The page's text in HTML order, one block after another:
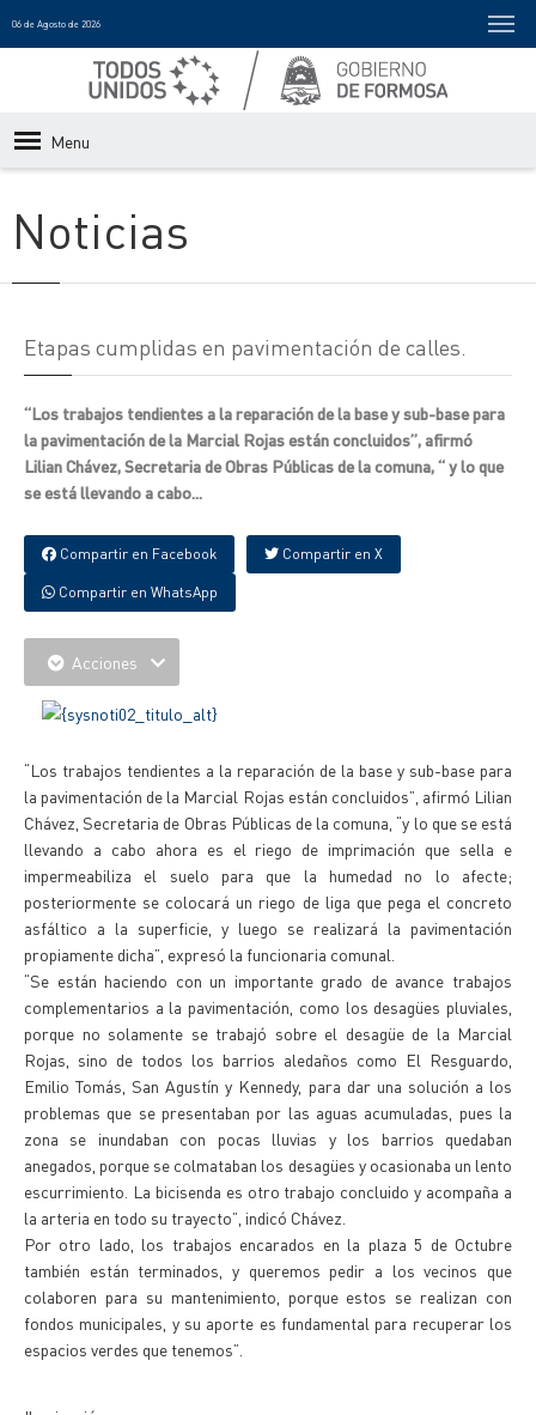
06 de Agosto de 2026
Menu
Noticias
Etapas cumplidas en pavimentación de calles.
“Los trabajos tendientes a la reparación de la base y sub-base para
la pavimentación de la Marcial Rojas están concluidos”, afirmó
Lilian Chávez, Secretaria de Obras Públicas de la comuna, “ y lo que
se está llevando a cabo...
Compartir en Facebook Compartir en X
Compartir en WhatsApp
Acciones
“Los trabajos tendientes a la reparación de la base y sub-base para
la pavimentación de la Marcial Rojas están concluidos”, afirmó Lilian
Chávez, Secretaria de Obras Públicas de la comuna, “y lo que se está
llevando a cabo ahora es el riego de imprimación que sella e
impermeabiliza el suelo para que la humedad no lo afecte;
posteriormente se colocará un riego de liga que pega el concreto
asfáltico a la superficie, y luego se realizará la pavimentación
propiamente dicha”, expresó la funcionaria comunal.
“Se están haciendo con un importante grado de avance trabajos
complementarios a la pavimentación, como los desagües pluviales,
porque no solamente se trabajó sobre el desagüe de la Marcial
Rojas, sino de todos los barrios aledaños como El Resguardo,
Emilio Tomás, San Agustín y Kennedy, para dar una solución a los
problemas que se presentaban por las aguas acumuladas, pues la
zona se inundaban con pocas lluvias y los barrios quedaban
anegados, porque se colmataban los desagües y ocasionaba un lento
escurrimiento. La bicisenda es otro trabajo concluido y acompaña a
la arteria en todo su trayecto”, indicó Chávez.
Por otro lado, los trabajos encarados en la plaza 5 de Octubre
también están terminados, y queremos pedir a los vecinos que
colaboren para su mantenimiento, porque estos se realizan con
fondos municipales, y su aporte es fundamental para recuperar los
espacios verdes que tenemos”.